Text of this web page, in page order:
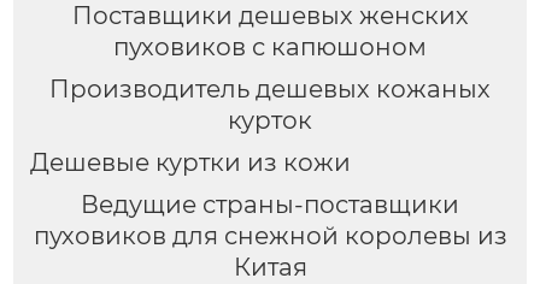
Поставщики дешевых женских
пуховиков с капюшоном
Производитель дешевых кожаных
курток
Дешевые куртки из кожи
Ведущие страны-поставщики
пуховиков для снежной королевы из
Китая